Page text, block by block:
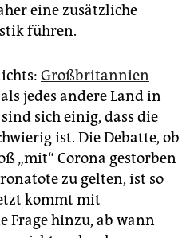
eine zusätzliche
führen.
Großbritannien
als jedes andere Land in
sich einig, dass die
ist. Die Debatte, ob
„mit“ Corona gestorben
zu gelten, ist so
kommt mit
Frage hinzu, ab wann